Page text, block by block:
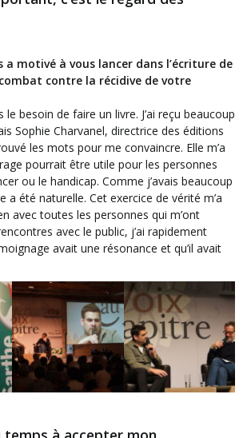
a motivé à vous lancer dans l’écriture de
contre la récidive de votre
le besoin de faire un livre. J’ai reçu beaucoup
Sophie Charvanel, directrice des éditions
les mots pour me convaincre. Elle m’a
pourrait être utile pour les personnes
ou le handicap. Comme j’avais beaucoup
a été naturelle. Cet exercice de vérité m’a
avec toutes les personnes qui m’ont
avec le public, j’ai rapidement
avait une résonance et qu’il avait